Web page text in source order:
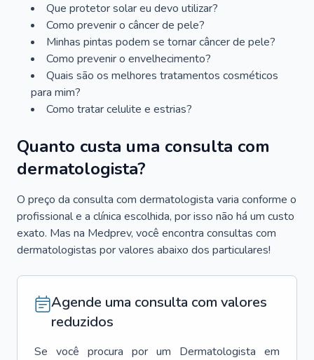
Que protetor solar eu devo utilizar?
Como prevenir o câncer de pele?
Minhas pintas podem se tornar câncer de pele?
Como prevenir o envelhecimento?
Quais são os melhores tratamentos cosméticos
para mim?
Como tratar celulite e estrias?
Quanto custa uma consulta com
dermatologista?
O preço da consulta com dermatologista varia conforme o
profissional e a clínica escolhida, por isso não há um custo
exato. Mas na Medprev, você encontra consultas com
dermatologistas por valores abaixo dos particulares!
Agende uma consulta com valores
reduzidos
Se você procura por um Dermatologista em